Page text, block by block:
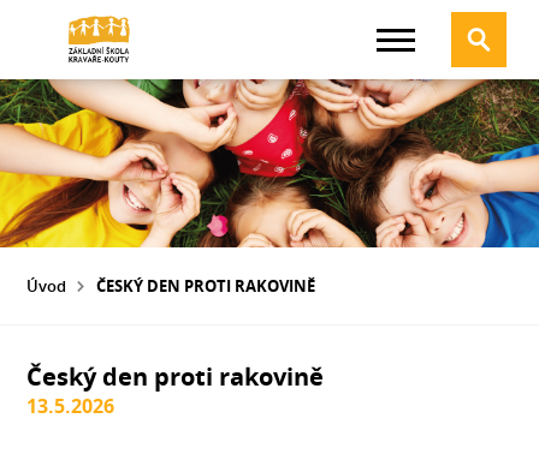
Úvod ČESKÝ DEN PROTI RAKOVINĚ
Český den proti rakovině
13.5.2026